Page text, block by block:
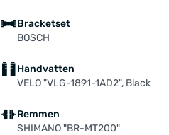
Bracketset
BOSCH
Handvatten
VELO "VLG-1891-1AD2", Black
Remmen
SHIMANO "BR-MT200"